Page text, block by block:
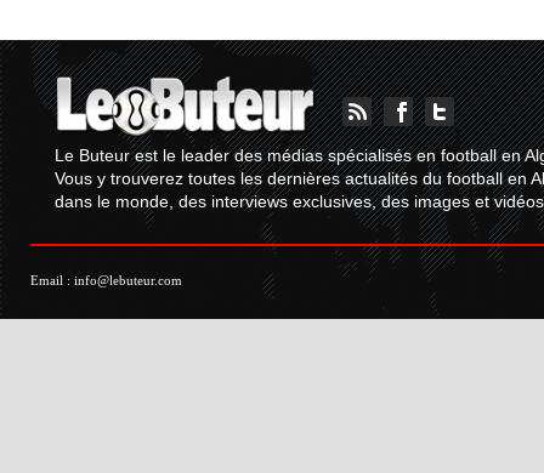
Le Buteur est le leader des médias spécialisés en football en
Vous y trouverez toutes les dernières actualités du football en
dans le monde, des interviews exclusives, des images et
Email : info@lebuteur.com